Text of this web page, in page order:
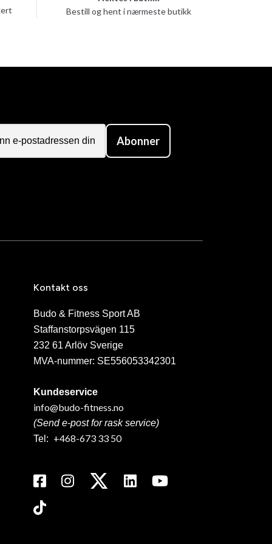
Bestill og hent i nærmeste butikk
Abonner
Kontakt oss
Budo & Fitness Sport AB
Staffanstorpsvägen 115
232 61 Arlöv Sverige
MVA-nummer: SE556053342301
Kundeservice
info@budo-fitness.no
(Send e-post for rask service)
Tel: +468-673 33 50